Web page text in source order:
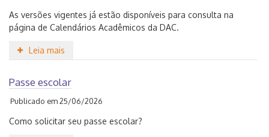
As versões vigentes já estão disponíveis para consulta na
página de Calendários Acadêmicos da DAC.
Leia mais
Passe escolar
Publicado em 25/06/2026
Como solicitar seu passe escolar?